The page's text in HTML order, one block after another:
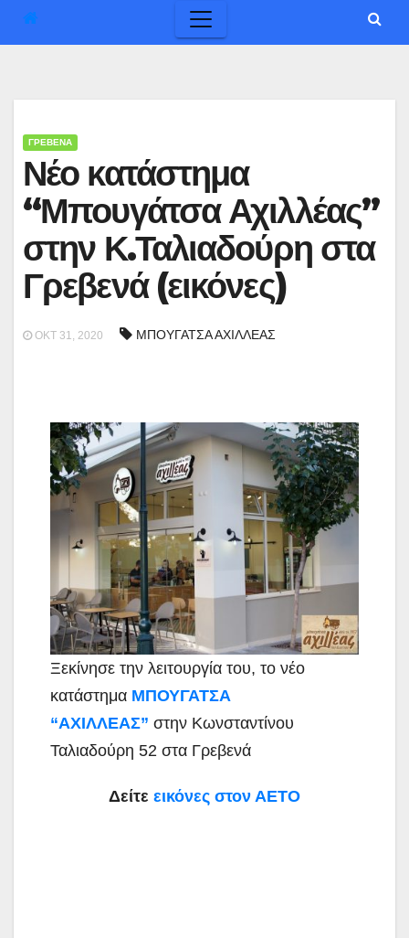
ΓΡΕΒΕΝΑ
Νέο κατάστημα
“Μπουγάτσα Αχιλλέας”
στην Κ.Ταλιαδούρη στα
Γρεβενά (εικόνες)
ΟΚΤ 31, 2020 ΜΠΟΥΓΑΤΣΑ ΑΧΙΛΛΕΑΣ
Ξεκίνησε την λειτουργία του, το νέο
κατάστημα ΜΠΟΥΓΑΤΣΑ
“ΑΧΙΛΛΕΑΣ” στην Κωνσταντίνου
Ταλιαδούρη 52 στα Γρεβενά
Δείτε εικόνες στον ΑΕΤΟ